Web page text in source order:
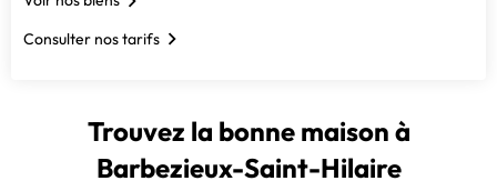
Consulter nos tarifs
Trouvez la bonne maison à
Barbezieux-Saint-Hilaire